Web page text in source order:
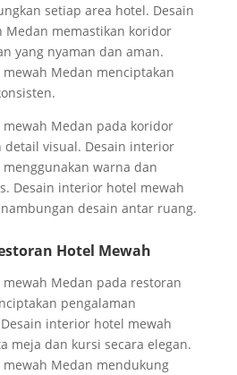
setiap area hotel. Desain
memastikan koridor
yang nyaman dan aman.
Medan menciptakan
Medan pada koridor
detail visual. Desain interior
warna dan
Desain interior hotel mewah
desain antar ruang.
Hotel Mewah
Medan pada restoran
pengalaman
interior hotel mewah
meja dan kursi secara elegan.
Medan mendukung